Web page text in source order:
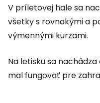
V príletovej hale sa
všetky s rovnakými a
výmennými kurzami.
Na letisku sa
mal fungovať pre